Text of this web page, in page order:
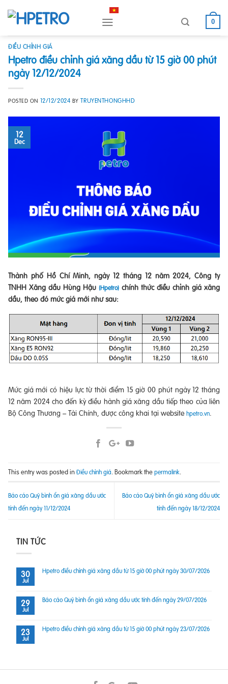
content
0
TIN TỨC
30
Jul
Hpetro điều chỉnh giá xăng dầu từ 15 giờ 00 phút ngày 30/07/2026
29
Jul
Báo cáo Quỹ bình ổn giá xăng dầu ước tính đến ngày 29/07/2026
23
Jul
Hpetro điều chỉnh giá xăng dầu từ 15 giờ 00 phút ngày 23/07/2026
ĐIỀU CHỈNH GIÁ
Hpetro điều chỉnh giá xăng dầu từ 15 giờ 00 phút
ngày 12/12/2024
POSTED ON 12/12/2024 BYTRUYENTHONGHHD
12
Dec
Thành phố Hồ Chí Minh, ngày 12 tháng 12 năm 2024, Công ty
TNHH Xăng dầu Hùng Hậu(Hpetro) chính thức điều chỉnh giá xăng
dầu, theo đó mức giá mới như sau:
Mức giá mới có hiệu lực từ thời điểm 15 giờ 00 phút ngày 12 tháng
12 năm 2024 cho đến kỳ điều hành giá xăng dầu tiếp theo của liên
Bộ Công Thương – Tài Chính, được công khai tại website hpetro.vn.
This entry was posted inĐiều chỉnh giá. Bookmark thepermalink.
Báo cáo Quỹ bình ổn giá xăng dầu ước
tính đến ngày 11/12/2024
Báo cáo Quỹ bình ổn giá xăng dầu ước
tính đến ngày 18/12/2024